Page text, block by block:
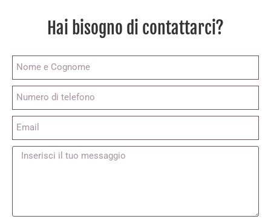
Hai bisogno di contattarci?